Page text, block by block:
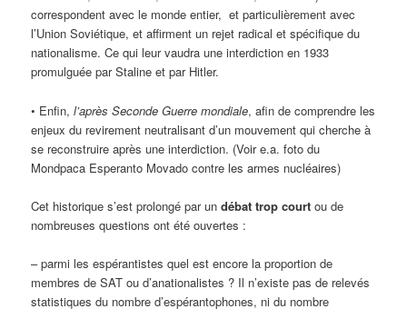
correspondent avec le monde entier, et particulièrement avec
l’Union Soviétique, et affirment un rejet radical et spécifique du
nationalisme. Ce qui leur vaudra une interdiction en 1933
promulguée par Staline et par Hitler.
• Enfin, l’après Seconde Guerre mondiale, afin de comprendre les
enjeux du revirement neutralisant d’un mouvement qui cherche à
se reconstruire après une interdiction. (Voir e.a. foto du
Mondpaca Esperanto Movado contre les armes nucléaires)
Cet historique s’est prolongé par undébat trop court ou de
nombreuses questions ont été ouvertes :
– parmi les espérantistes quel est encore la proportion de
membres de SAT ou d’anationalistes ? Il n’existe pas de relevés
statistiques du nombre d’espérantophones, ni du nombre